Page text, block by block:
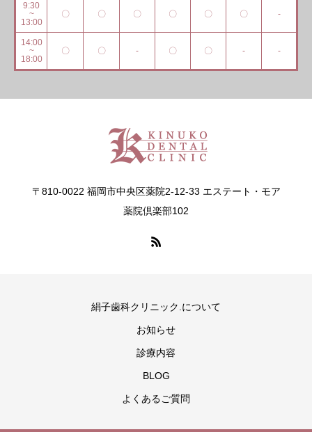
9:30
~
13:00
〇 〇 〇 〇 〇 〇 -
14:00
~
18:00
〇 〇 - 〇 〇 - -
〒810-0022 福岡市中央区薬院2-12-33 エステート・モア
薬院倶楽部102
絹子歯科クリニック.について
お知らせ
診療内容
BLOG
よくあるご質問